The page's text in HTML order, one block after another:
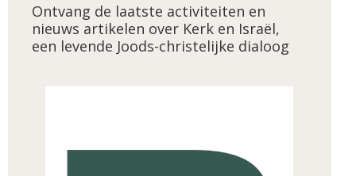
Ontvang de laatste activiteiten en
nieuws artikelen over Kerk en Israël,
een levende Joods-christelijke dialoog